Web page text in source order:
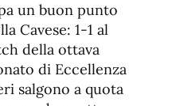
fuente
de
fuente.
un buon punto
Cavese: 1-1 al
della ottava
di Eccellenza
salgono a quota